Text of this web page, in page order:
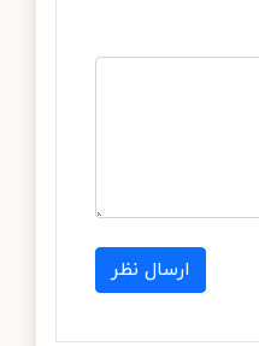
ارسال نظر